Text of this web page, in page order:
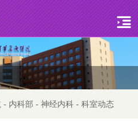
- 内科部 - 神经内科 - 科室动态